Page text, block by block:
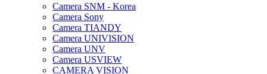
Camera SNM - Korea
Camera Sony
Camera TIANDY
Camera UNIVISION
Camera UNV
Camera USVIEW
CAMERA VISION